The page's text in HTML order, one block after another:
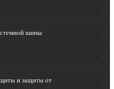
шины
и защиты от